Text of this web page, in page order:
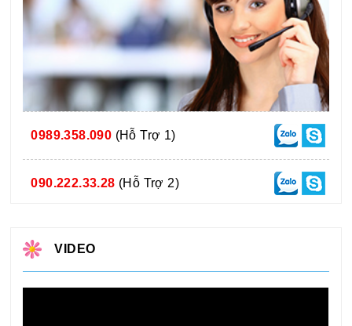
0989.358.090 (Hỗ Trợ 1)
090.222.33.28 (Hỗ Trợ 2)
VIDEO